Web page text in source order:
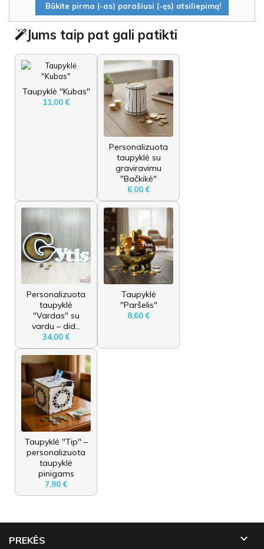
Būkite pirma (-as) parašiusi (-ęs) atsiliepimą!
Jums taip pat gali patikti
Taupyklė "Kubas"
11,00 €
Personalizuota
taupyklė su
graviravimu
"Bačkikė"
6,00 €
Personalizuota
taupyklė
"Vardas" su
vardu – did...
34,00 €
Taupyklė
"Paršelis"
8,60 €
Taupyklė "Tip" –
personalizuota
taupyklė
pinigams
7,90 €
PREKĖS 